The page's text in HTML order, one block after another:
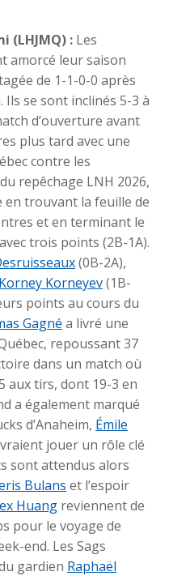
(LHJMQ) : Les
amorcé leur saison
de 1-1-0-0 après
se sont inclinés 5-3 à
d’ouverture avant
plus tard avec une
contre les
repêchage LNH 2026,
en trouvant la feuille de
et en terminant le
trois points (2B-1A).
(0B-2A),
Korney Korneyev(1B-
points au cours du
Gagné a livré une
repoussant 37
dans un match où
aux tirs, dont 19-3 en
a également marqué
d’Anaheim, Émile
jouer un rôle clé
sont attendus alors
Bulans et l’espoir
Huang reviennent de
pour le voyage de
end. Les Sags
gardien Raphaël